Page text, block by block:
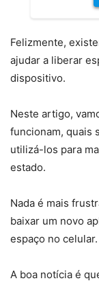
Felizmente,
ajudar a liberar
dispositivo.
Neste artigo,
funcionam, quais
utilizá-los para
estado.
Nada é mais
baixar um novo
espaço no celular.
A boa notícia é